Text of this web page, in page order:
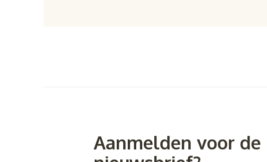
Aanmelden voor de